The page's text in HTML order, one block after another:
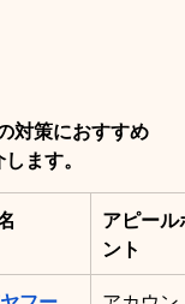
対策におすすめ
ます。
アピール
ント